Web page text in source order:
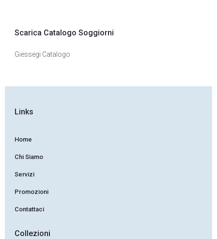
Scarica Catalogo Soggiorni
Giessegi Catalogo
Links
Home
Chi Siamo
Servizi
Promozioni
Contattaci
Collezioni